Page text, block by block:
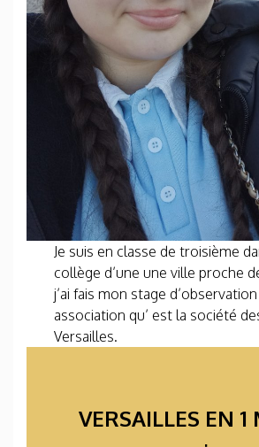
Je suis en classe de troisième
collège d’une une ville proche
j’ai fais mon stage
association qu’ est la société
Versailles.
VERSAILLES EN 1